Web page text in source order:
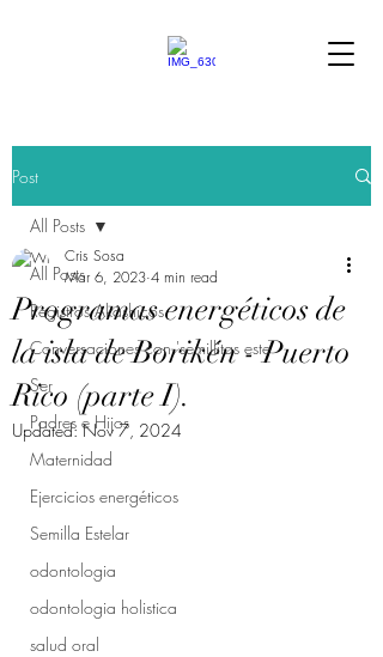
Post
All Posts
Registros Akáshicos
Conversaciones con 'semillitas este
Ser
Padres e Hijos
Maternidad
Ejercicios energéticos
Semilla Estelar
odontologia
odontologia holistica
salud oral
All Posts
Programas energéticos de
la isla de Borikén - Puerto
Rico (parte I).
Cris Sosa
Mar 6, 2023 4 min read
Updated:Nov 7, 2024